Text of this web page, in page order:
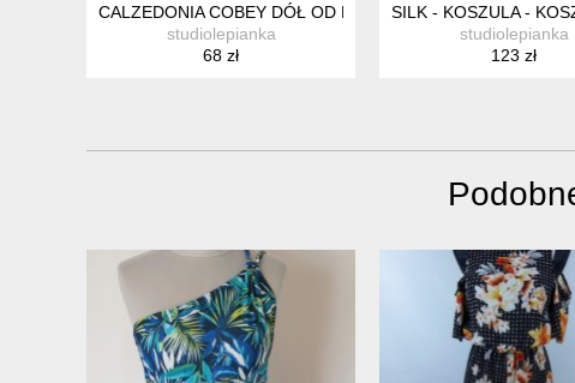
CALZEDONIA COBEY DÓŁ OD KOSTIUMU WIĄZANIA PO
studiolepianka
68 zł
SILK - KOSZULA -
studiolepianka
123 zł